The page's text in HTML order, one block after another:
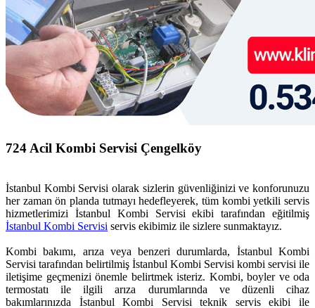
724 Acil Kombi Servisi Çengelköy
İstanbul Kombi Servisi olarak sizlerin güvenliğinizi ve konforunuzu
her zaman ön planda tutmayı hedefleyerek, tüm kombi yetkili servis
hizmetlerimizi İstanbul Kombi Servisi ekibi tarafından eğitilmiş
İstanbul Kombi Servisi servis ekibimiz ile sizlere sunmaktayız.
Kombi bakımı, arıza veya benzeri durumlarda, İstanbul Kombi
Servisi tarafından belirtilmiş İstanbul Kombi Servisi kombi servisi ile
iletişime geçmenizi önemle belirtmek isteriz. Kombi, boyler ve oda
termostatı ile ilgili arıza durumlarında ve düzenli cihaz
bakımlarınızda İstanbul Kombi Servisi teknik servis ekibi ile